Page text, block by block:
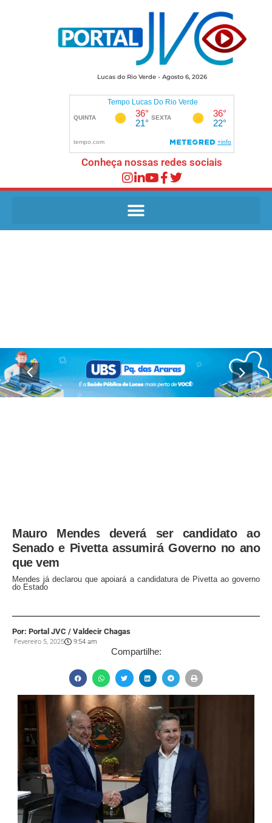
Lucas do Rio Verde - Agosto 6, 2026
Conheça nossas redes sociais
Mauro Mendes deverá ser candidato ao
Senado e Pivetta assumirá Governo no ano
que vem
Mendes já declarou que apoiará a candidatura de Pivetta ao governo
do Estado
Por: Portal JVC / Valdecir Chagas
Fevereiro 5, 2025 9:54 am
Compartilhe: